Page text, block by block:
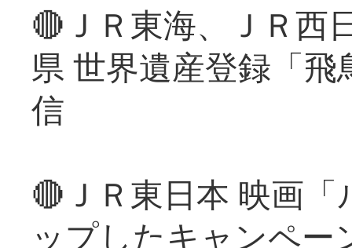
🔴ＪＲ東海、ＪＲ西
県 世界遺産登録「
信
🔴ＪＲ東日本 映画
ップしたキャンペー